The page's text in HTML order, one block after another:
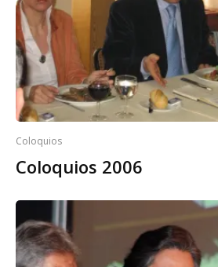
Coloquios
Coloquios 2006